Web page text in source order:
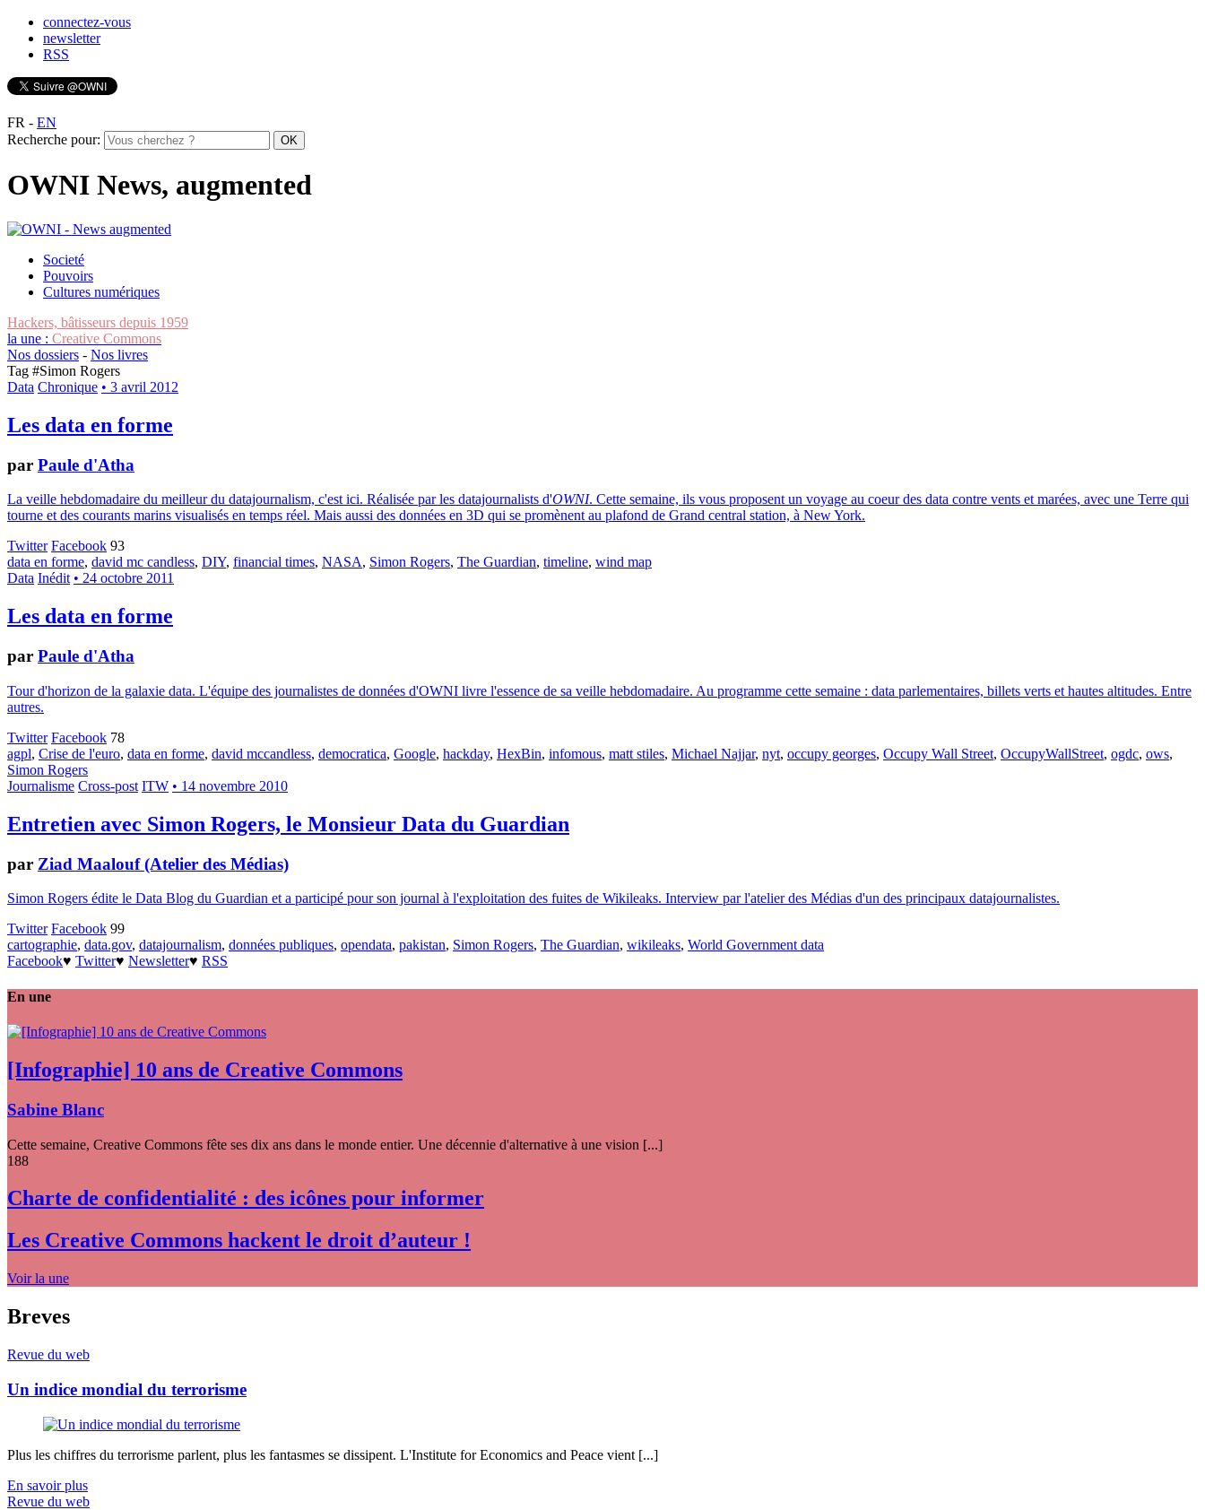
connectez-vous
newsletter
RSS
FR - EN
Recherche pour:
OWNI News, augmented
Societé
Pouvoirs
Cultures numériques
Hackers, bâtisseurs depuis 1959
la une : Creative Commons
Nos dossiers - Nos livres
Tag #Simon Rogers
Data Chronique • 3 avril 2012
Les data en forme
par Paule d'Atha
La veille hebdomadaire du meilleur du datajournalism, c'est ici. Réalisée par les datajournalists d'OWNI. Cette semaine, ils vous proposent un voyage au coeur des data contre vents et marées, avec une Terre qui
tourne et des courants marins visualisés en temps réel. Mais aussi des données en 3D qui se promènent au plafond de Grand central station, à New York.
Twitter Facebook 93
data en forme, david mc candless, DIY, financial times, NASA, Simon Rogers, The Guardian, timeline, wind map
Data Inédit • 24 octobre 2011
Les data en forme
par Paule d'Atha
Tour d'horizon de la galaxie data. L'équipe des journalistes de données d'OWNI livre l'essence de sa veille hebdomadaire. Au programme cette semaine : data parlementaires, billets verts et hautes altitudes. Entre
autres.
Twitter Facebook 78
agpl, Crise de l'euro, data en forme, david mccandless, democratica, Google, hackday, HexBin, infomous, matt stiles, Michael Najjar, nyt, occupy georges, Occupy Wall Street, OccupyWallStreet, ogdc, ows,
Simon Rogers
Journalisme Cross-post ITW • 14 novembre 2010
Entretien avec Simon Rogers, le Monsieur Data du Guardian
par Ziad Maalouf (Atelier des Médias)
Simon Rogers édite le Data Blog du Guardian et a participé pour son journal à l'exploitation des fuites de Wikileaks. Interview par l'atelier des Médias d'un des principaux datajournalistes.
Twitter Facebook 99
cartographie, data.gov, datajournalism, données publiques, opendata, pakistan, Simon Rogers, The Guardian, wikileaks, World Government data
Facebook♥ Twitter♥ Newsletter♥ RSS
En une
[Infographie] 10 ans de Creative Commons
Sabine Blanc
Cette semaine, Creative Commons fête ses dix ans dans le monde entier. Une décennie d'alternative à une vision [...]
188
Charte de confidentialité : des icônes pour informer
Les Creative Commons hackent le droit d’auteur !
Voir la une
Breves
Revue du web
Un indice mondial du terrorisme
Plus les chiffres du terrorisme parlent, plus les fantasmes se dissipent. L'Institute for Economics and Peace vient [...]
En savoir plus
Revue du web